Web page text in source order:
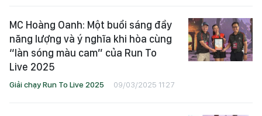
MC Hoàng Oanh: Một buổi sáng đầy
năng lượng và ý nghĩa khi hòa cùng
“làn sóng màu cam” của Run To
Live 2025
Giải chạy Run To Live 2025 09/03/2025 11:27